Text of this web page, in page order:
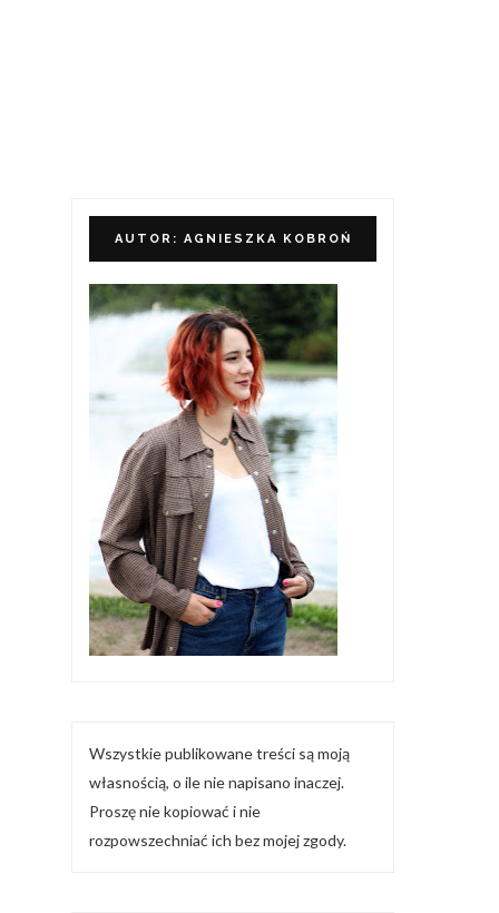
AUTOR: AGNIESZKA KOBROŃ
Wszystkie publikowane treści są moją
własnością, o ile nie napisano inaczej.
Proszę nie kopiować i nie
rozpowszechniać ich bez mojej zgody.